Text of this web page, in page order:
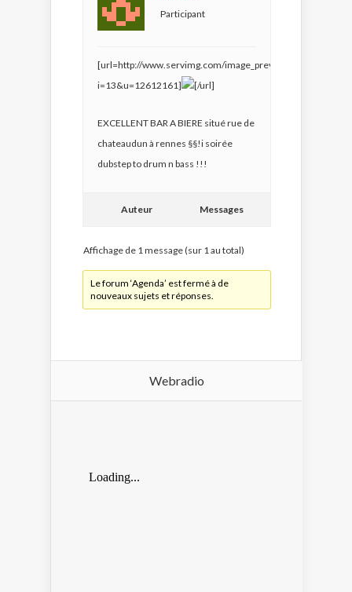
Participant
[url=http://www.servimg.com/image_preview.php?
i=13&u=12612161]
[/url]
EXCELLENT BAR A BIERE situé rue de
chateaudun à rennes §§!i soirée
dubstep to drum n bass !!!
Auteur Messages
Affichage de 1 message (sur 1 au total)
Le forum ‘Agenda’ est fermé à de
nouveaux sujets et réponses.
Webradio